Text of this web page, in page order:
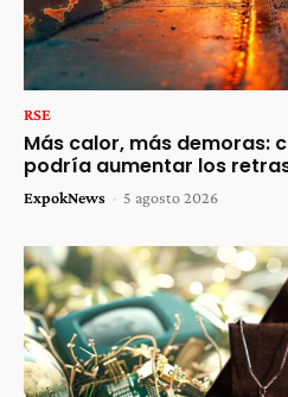
RSE
Más calor, más demoras:
podría aumentar los
ExpokNews - 5 agosto 2026